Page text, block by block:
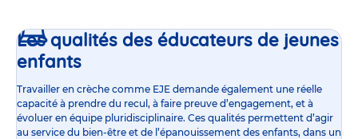
Les qualités des éducateurs de jeunes
enfants
Travailler en crèche comme EJE demande également une réelle
capacité à prendre du recul, à faire preuve d’engagement, et à
évoluer en équipe pluridisciplinaire. Ces qualités permettent d’agir
au service du bien-être et de l’épanouissement des enfants, dans un